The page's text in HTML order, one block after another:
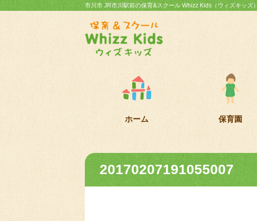
市川市 JR市川駅前の保育&スクール Whizz Kids（ウィズキッズ）
ホーム 保育園
20170207191055007